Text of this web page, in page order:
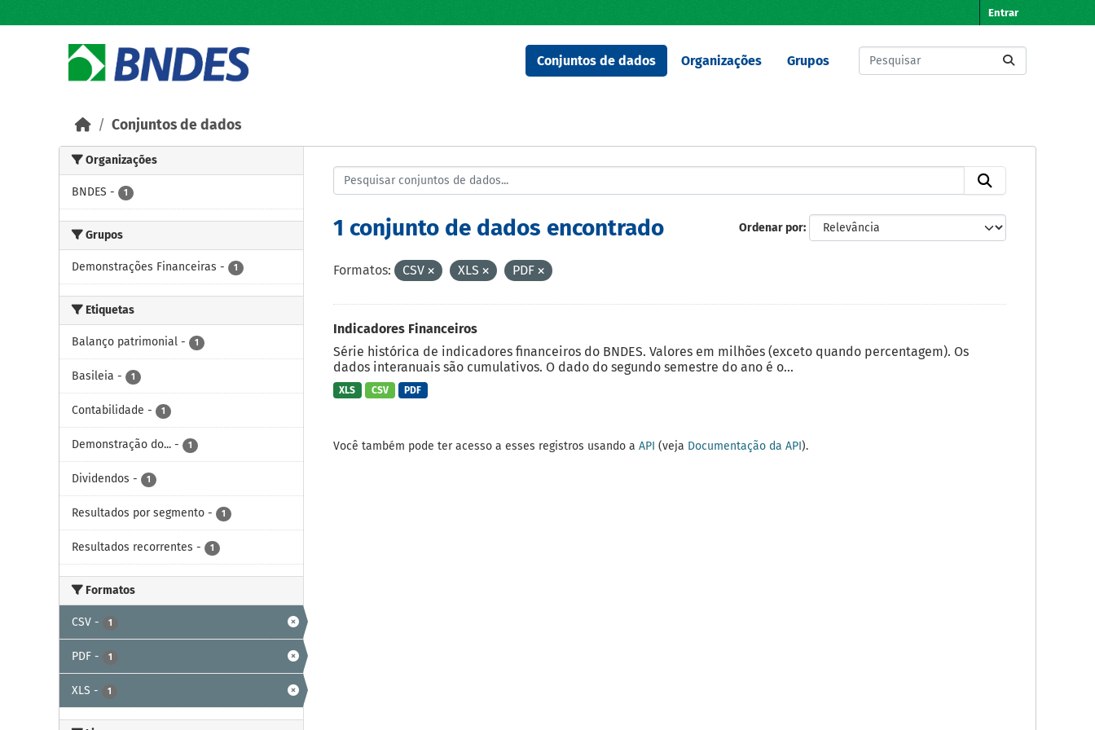
Entrar
Conjuntos de dados Organizações Grupos
Conjuntos de dados
Organizações
BNDES - 1
Grupos
Demonstrações Financeiras - 1
Etiquetas
Balanço patrimonial - 1
Basileia - 1
Contabilidade - 1
Demonstração do... - 1
Dividendos - 1
Resultados por segmento - 1
Resultados recorrentes - 1
Formatos
CSV - 1
PDF - 1
XLS - 1
Ordenar por
1 conjunto de dados encontrado
Formatos: CSV XLS PDF
Indicadores Financeiros
Série histórica de indicadores financeiros do BNDES. Valores em milhões (exceto quando percentagem). Os
dados interanuais são cumulativos. O dado do segundo semestre do ano é o...
XLS CSV PDF
Você também pode ter acesso a esses registros usando a API (veja Documentação da API).